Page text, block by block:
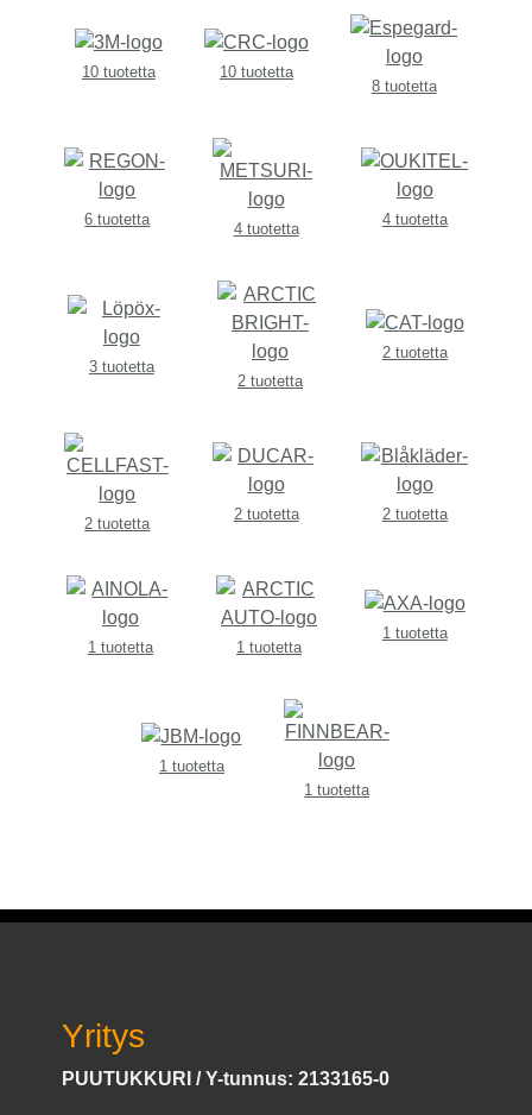
10 tuotetta
10 tuotetta
8 tuotetta
6 tuotetta
4 tuotetta
4 tuotetta
3 tuotetta
2 tuotetta
2 tuotetta
2 tuotetta
2 tuotetta 2 tuotetta
1 tuotetta 1 tuotetta
1 tuotetta
1 tuotetta
1 tuotetta
Yritys
PUUTUKKURI / Y-tunnus: 2133165-0